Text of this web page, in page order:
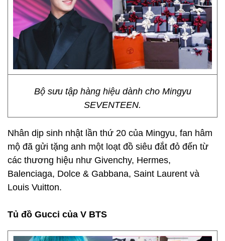
Bộ sưu tập hàng hiệu dành cho Mingyu
SEVENTEEN.
Nhân dịp sinh nhật lần thứ 20 của Mingyu, fan hâm
mộ đã gửi tặng anh một loạt đồ siêu đắt đỏ đến từ
các thương hiệu như Givenchy, Hermes,
Balenciaga, Dolce & Gabbana, Saint Laurent và
Louis Vuitton.
Tủ đồ Gucci của V BTS